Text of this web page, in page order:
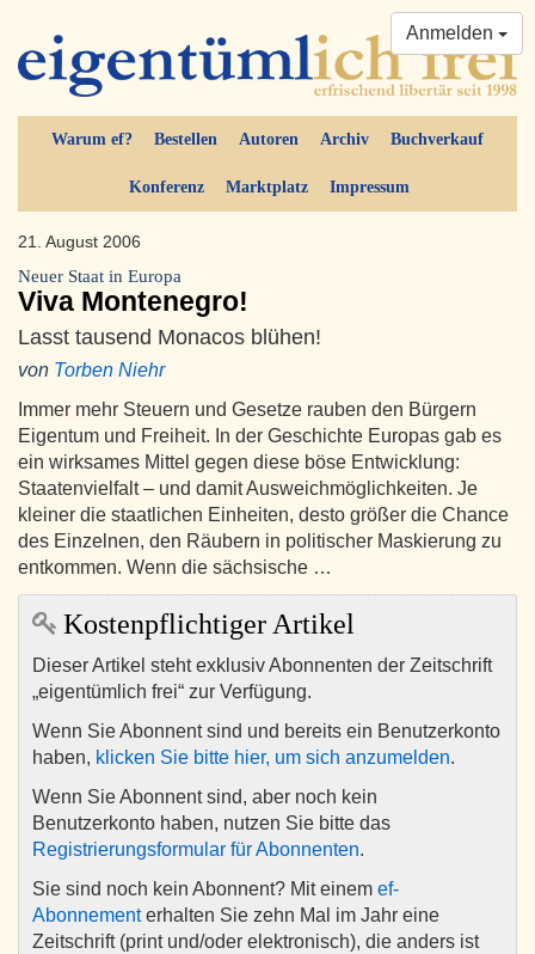
Warum ef? Bestellen Autoren Archiv Buchverkauf
Konferenz Marktplatz Impressum
Anmelden
21. August 2006
Neuer Staat in Europa
Viva Montenegro!
Lasst tausend Monacos blühen!
von Torben Niehr
Immer mehr Steuern und Gesetze rauben den Bürgern
Eigentum und Freiheit. In der Geschichte Europas gab es
ein wirksames Mittel gegen diese böse Entwicklung:
Staatenvielfalt – und damit Ausweichmöglichkeiten. Je
kleiner die staatlichen Einheiten, desto größer die Chance
des Einzelnen, den Räubern in politischer Maskierung zu
entkommen. Wenn die sächsische …
Kostenpflichtiger Artikel
Dieser Artikel steht exklusiv Abonnenten der Zeitschrift
„eigentümlich frei“ zur Verfügung.
Wenn Sie Abonnent sind und bereits ein Benutzerkonto
haben, klicken Sie bitte hier, um sich anzumelden.
Wenn Sie Abonnent sind, aber noch kein
Benutzerkonto haben, nutzen Sie bitte das
Registrierungsformular für Abonnenten.
Sie sind noch kein Abonnent? Mit einem ef-
Abonnementerhalten Sie zehn Mal im Jahr eine
Zeitschrift (print und/oder elektronisch), die anders ist